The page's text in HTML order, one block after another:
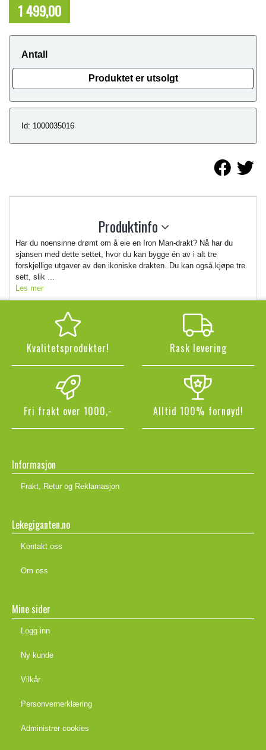
1 499,00
Antall
Produktet er utsolgt
Id: 1000035016
Produktinfo
Har du noensinne drømt om å eie en Iron Man-drakt? Nå har du
sjansen med dette settet, hvor du kan bygge én av i alt tre
forskjellige utgaver av den ikoniske drakten. Du kan også kjøpe tre
sett, slik ...
Les mer
Kvalitetsprodukter! Rask levering
Fri frakt over 1000,- Alltid 100% fornøyd!
Informasjon
Frakt, Retur og Reklamasjon
Lekegiganten.no
Kontakt oss
Om oss
Mine sider
Logg inn
Ny kunde
Vilkår
Personvernerklæring
Administrer cookies